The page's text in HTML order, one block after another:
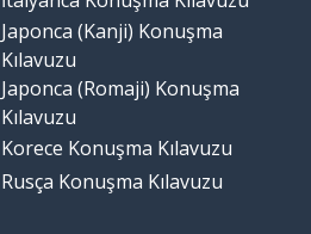
Japonca (Kanji) Konuşma
Kılavuzu
Japonca (Romaji) Konuşma
Kılavuzu
Korece Konuşma Kılavuzu
Rusça Konuşma Kılavuzu